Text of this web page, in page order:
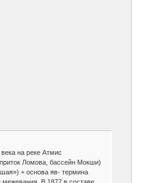
на реке Атмис
Ломова, бассейн Мокши)
+ основа яв- термина